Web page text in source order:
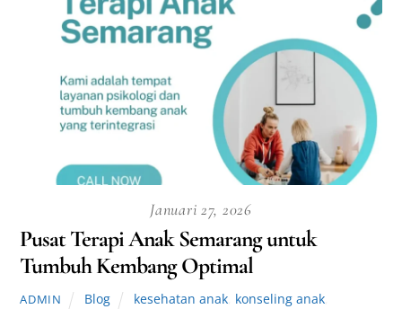
Januari 27, 2026
Pusat Terapi Anak Semarang untuk
Tumbuh Kembang Optimal
ADMIN Blog kesehatan anak, konseling anak,